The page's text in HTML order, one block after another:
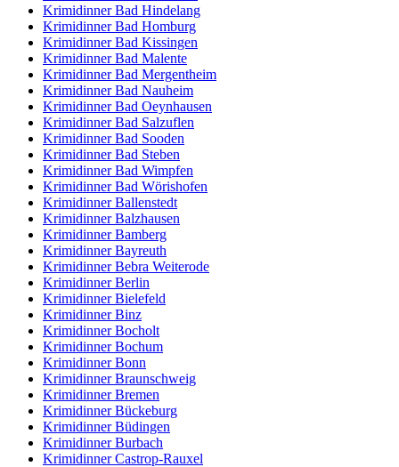
Krimidinner Bad Hindelang
Krimidinner Bad Homburg
Krimidinner Bad Kissingen
Krimidinner Bad Malente
Krimidinner Bad Mergentheim
Krimidinner Bad Nauheim
Krimidinner Bad Oeynhausen
Krimidinner Bad Salzuflen
Krimidinner Bad Sooden
Krimidinner Bad Steben
Krimidinner Bad Wimpfen
Krimidinner Bad Wörishofen
Krimidinner Ballenstedt
Krimidinner Balzhausen
Krimidinner Bamberg
Krimidinner Bayreuth
Krimidinner Bebra Weiterode
Krimidinner Berlin
Krimidinner Bielefeld
Krimidinner Binz
Krimidinner Bocholt
Krimidinner Bochum
Krimidinner Bonn
Krimidinner Braunschweig
Krimidinner Bremen
Krimidinner Bückeburg
Krimidinner Büdingen
Krimidinner Burbach
Krimidinner Castrop-Rauxel